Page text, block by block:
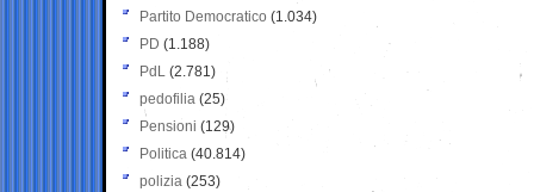
Partito Democratico (1.034)
PD (1.188)
PdL (2.781)
pedofilia (25)
Pensioni (129)
Politica (40.814)
polizia (253)